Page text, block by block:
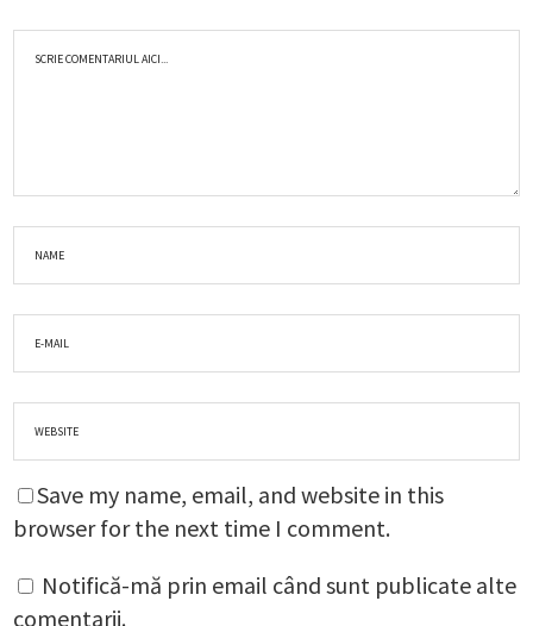
Save my name, email, and website in this
browser for the next time I comment.
Notifică-mă prin email când sunt publicate alte
comentarii.